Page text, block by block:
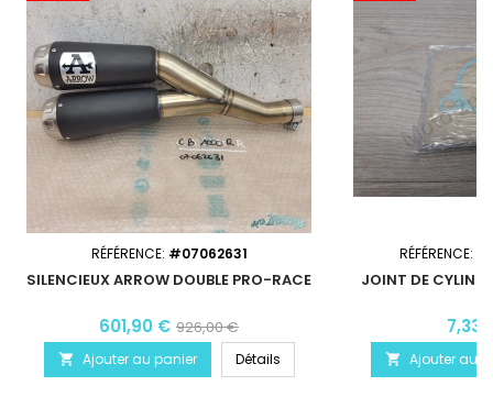
RÉFÉRENCE: #07062631
SILENCIEUX ARROW DOUBLE PRO-RACE
601,90 € 926,00 €
 Ajouter au panier Détails
RÉFÉRENCE:
JOINT DE
7,33
 Ajouter au